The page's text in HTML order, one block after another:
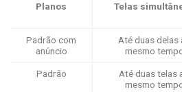
Planos Telas
Padrão com
anúncio
Até duas delas
mesmo
Padrão
Até duas telas
mesmo